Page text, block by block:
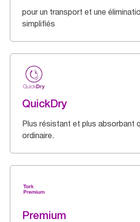
pour un transport et une
simplifiés
QuickDry
Plus résistant et plus absorbant
ordinaire.
Premium